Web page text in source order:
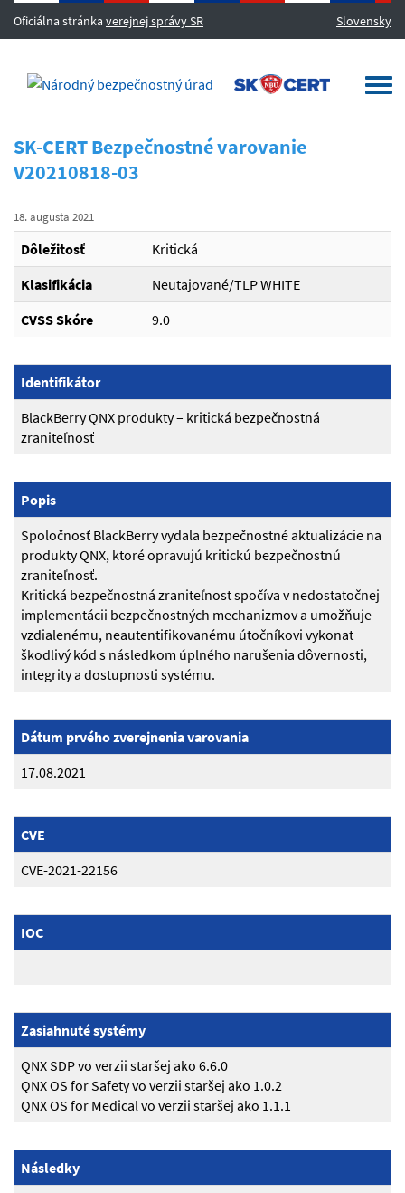
Oficiálna stránka verejnej správy SR Slovensky
MENU
SK-CERT Bezpečnostné varovanie
V20210818-03
18. augusta 2021
Dôležitosť
Kritická
Klasifikácia
Neutajované/TLP WHITE
CVSS Skóre
9.0
Identifikátor
BlackBerry QNX produkty – kritická bezpečnostná
zraniteľnosť
Popis
Spoločnosť BlackBerry vydala bezpečnostné aktualizácie na
produkty QNX, ktoré opravujú kritickú bezpečnostnú
zraniteľnosť.
Kritická bezpečnostná zraniteľnosť spočíva v nedostatočnej
implementácii bezpečnostných mechanizmov a umožňuje
vzdialenému, neautentifikovanému útočníkovi vykonať
škodlivý kód s následkom úplného narušenia dôvernosti,
integrity a dostupnosti systému.
Dátum prvého zverejnenia varovania
17.08.2021
CVE
CVE-2021-22156
IOC
–
Zasiahnuté systémy
QNX SDP vo verzii staršej ako 6.6.0
QNX OS for Safety vo verzii staršej ako 1.0.2
QNX OS for Medical vo verzii staršej ako 1.1.1
Následky